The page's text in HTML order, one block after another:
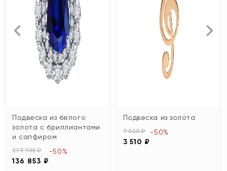
Подвеска из белого
золота с бриллиантами
и сапфиром
273 705 ₽
136 853 ₽
-50%
Подвеска из золота
7 020 ₽
3 510 ₽
-50%